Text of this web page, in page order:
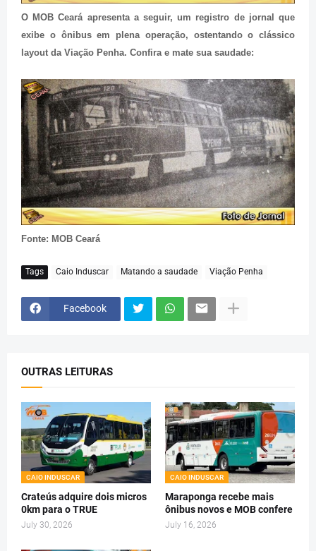
O MOB Ceará apresenta a seguir, um registro de jornal que
exibe o ônibus em plena operação, ostentando o clássico
layout da Viação Penha. Confira e mate sua saudade:
Fonte: MOB Ceará
Tags Caio Induscar Matando a saudade Viação Penha
Facebook
OUTRAS LEITURAS
CAIO INDUSCAR
Crateús adquire dois micros
0km para o TRUE
July 30, 2026
CAIO INDUSCAR
Maraponga recebe mais
ônibus novos e MOB confere
July 16, 2026